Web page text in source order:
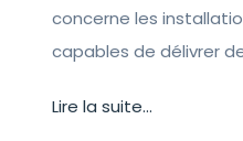
concerne les
capables de délivrer
Lire la suite...